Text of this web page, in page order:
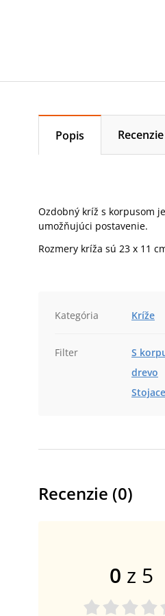
Popis Recenzie
Ozdobný kríž s korpusom
umožňujúci postavenie.
Rozmery kríža sú 23 x 11
Kategória Kríže
Filter
S
drevo
Stojace
Recenzie (0)
0 z 5